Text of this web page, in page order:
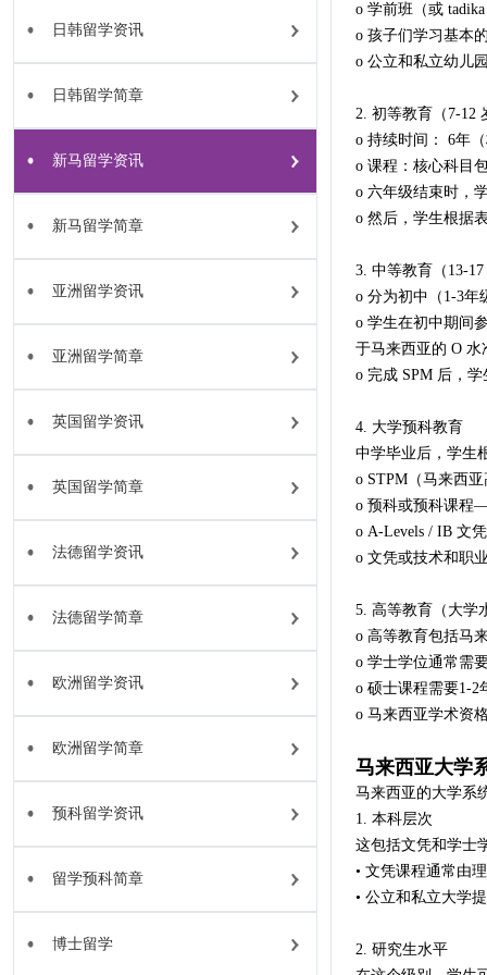
日韩留学资讯
日韩留学简章
新马留学资讯
新马留学简章
亚洲留学资讯
亚洲留学简章
英国留学资讯
英国留学简章
法德留学资讯
法德留学简章
欧洲留学资讯
欧洲留学简章
预科留学资讯
留学预科简章
博士留学
o 学前班（或
o 孩子们学习基本
o 公立和私立幼儿
2. 初等教育（7-12
o 持续时间： 6年
o 课程：核心科目
o 六年级结束时，
o 然后，学生根据
3. 中等教育（13-
o 分为初中（1-3年
o 学生在初中期间
于马来西亚的 O 水
o 完成 SPM 后，
4. 大学预科教育
中学毕业后，学生
o STPM（马来西
o 预科或预科课程
o A-Levels / IB 文
o 文凭或技术和职
5. 高等教育（大学
o 高等教育包括马
o 学士学位通常需
o 硕士课程需要1-2
o 马来西亚学术资
马来西亚大学
马来西亚的大学系
1. 本科层次
这包括文凭和学士
• 文凭课程通常由
• 公立和私立大学
2. 研究生水平